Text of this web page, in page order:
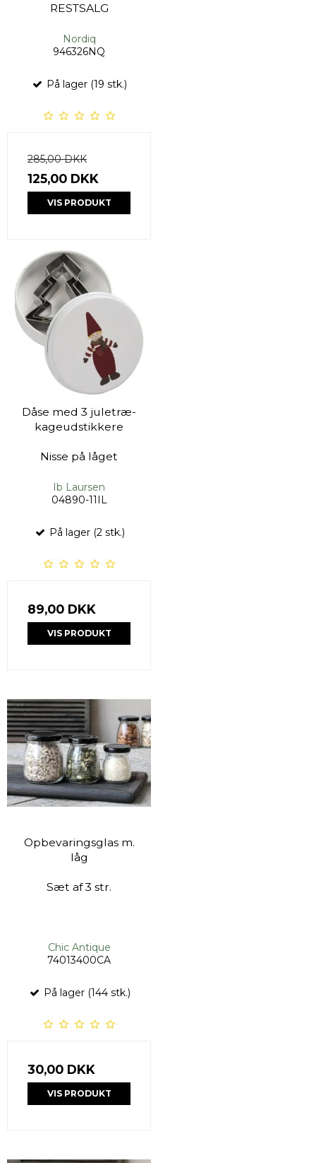
RESTSALG
Nordiq
946326NQ
På lager (19 stk.)
285,00 DKK
125,00 DKK
VIS PRODUKT
Dåse med 3 juletræ-
kageudstikkere
Nisse på låget
Ib Laursen
04890-11IL
På lager (2 stk.)
89,00 DKK
VIS PRODUKT
Opbevaringsglas m.
låg
Sæt af 3 str.
Chic Antique
74013400CA
På lager (144 stk.)
30,00 DKK
VIS PRODUKT